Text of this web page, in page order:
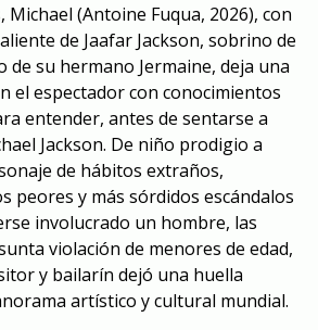
Michael (Antoine Fuqua, 2026), con
de Jaafar Jackson, sobrino de
de su hermano Jermaine, deja una
el espectador con conocimientos
entender, antes de sentarse a
Jackson. De niño prodigio a
de hábitos extraños,
peores y más sórdidos escándalos
involucrado un hombre, las
violación de menores de edad,
y bailarín dejó una huella
artístico y cultural mundial.